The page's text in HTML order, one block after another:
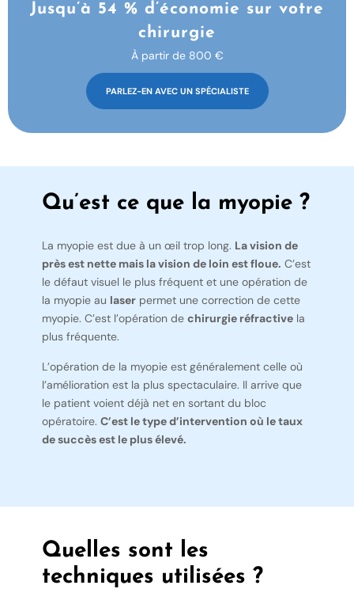
Jusqu’à 54 % d’économie sur votre
chirurgie
À partir de 800 €
PARLEZ-EN AVEC UN SPÉCIALISTE
Qu’est ce que la myopie ?
La myopie est due à un œil trop long. La vision de
près est nette mais la vision de loin est floue. C’est
le défaut visuel le plus fréquent et une opération de
la myopie au laserpermet une correction de cette
myopie. C’est l’opération de chirurgie réfractivela
plus fréquente.
L’opération de la myopie est généralement celle où
l’amélioration est la plus spectaculaire. Il arrive que
le patient voient déjà net en sortant du bloc
opératoire. C’est le type d’intervention où le taux
de succès est le plus élevé.
Quelles sont les
techniques utilisées ?